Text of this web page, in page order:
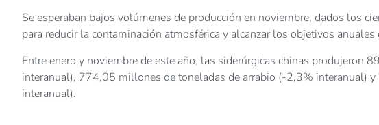
Se esperaban bajos volúmenes de producción en noviembre, dados los
para reducir la contaminación atmosférica y alcanzar los objetivos anuales
Entre enero y noviembre de este año, las siderúrgicas chinas produjeron
interanual), 774,05 millones de toneladas de arrabio (-2,3% interanual)
interanual).